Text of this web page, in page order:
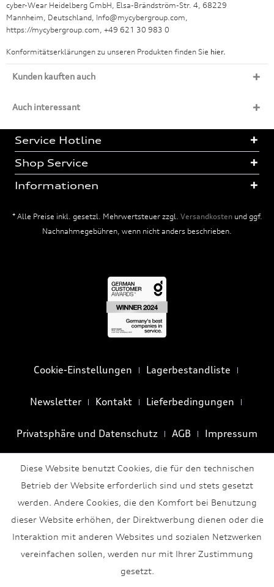
cyber-Wear Heidelberg GmbH, Elsa-Brändström-Str. 4, 68229
Mannheim, Deutschland, Info@mycybergroup.com,
https://mycybergroup.com, +49 621 30 983 0
Konformitätserklärungen zu unseren Produkten finden Sie hier.
Kunden kauften auch
Auch interessant
Service Hotline
Shop Service
Informationen
* Alle Preise inkl. gesetzl. Mehrwertsteuer zzgl. Versandkostenund ggf.
Nachnahmegebühren, wenn nicht anders beschrieben.
Cookie-Einstellungen Lagerbestandliste
Newsletter Kontakt Lieferbedingungen
Privatsphäre und Datenschutz AGB Impressum
Diese Website benutzt Cookies, die für den technischen
Betrieb der Website erforderlich sind und stets gesetzt
werden. Andere Cookies, die den Komfort bei Benutzung
dieser Website erhöhen, der Direktwerbung dienen oder die
Interaktion mit anderen Websites und sozialen Netzwerken
vereinfachen sollen, werden nur mit Ihrer Zustimmung
gesetzt.